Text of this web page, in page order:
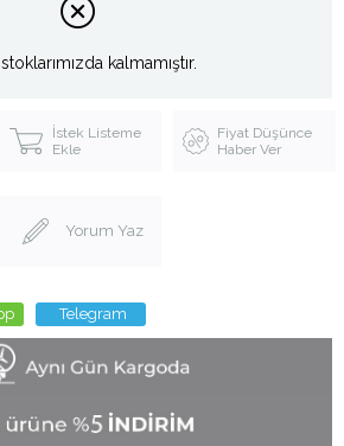
kalmamıştır.
İstek Listeme
Ekle
Fiyat Düşünce
Haber Ver
Yorum Yaz
Telegram